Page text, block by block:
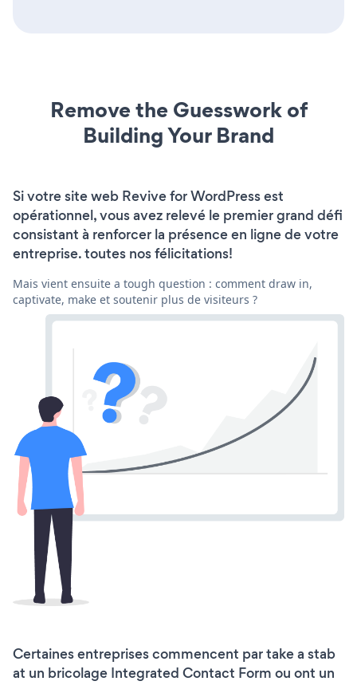
Remove the Guesswork of
Building Your Brand
Si votre site web Revive for WordPress est
opérationnel, vous avez relevé le premier grand défi
consistant à renforcer la présence en ligne de votre
entreprise. toutes nos félicitations!
Mais vient ensuite a tough question : comment draw in,
captivate, make et soutenir plus de visiteurs ?
Certaines entreprises commencent par take a stab
at un bricolage Integrated Contact Form ou ont un